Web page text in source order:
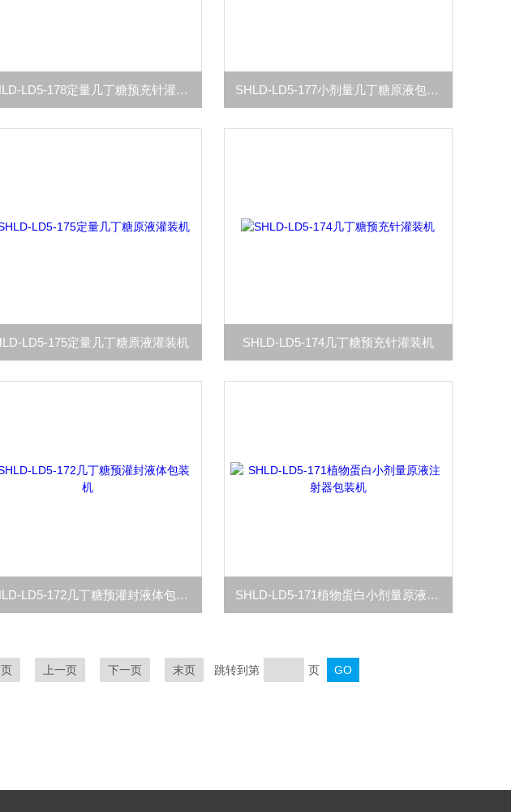
SHLD-LD5-178定量几丁糖预充针灌装机 SHLD-LD5-177小剂量几丁糖原液包装设备
LD5-175定量几丁糖原液灌装机 SHLD-LD5-174几丁糖预充针灌装机
SHLD-LD5-172几丁糖预灌封液体包装机 SHLD-LD5-171植物蛋白小剂量原液注射器包装机
上一页 下一页 末页 跳转到第 页